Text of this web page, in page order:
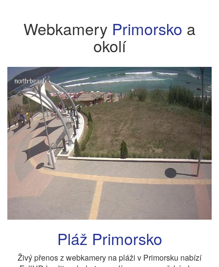
Webkamery Primorsko a
okolí
Pláž Primorsko
Živý přenos z webkamery na pláži v Primorsku nabízí